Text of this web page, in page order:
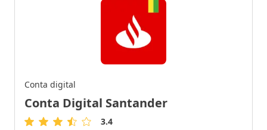
Conta digital
Conta Digital Santander
3.4
3.4